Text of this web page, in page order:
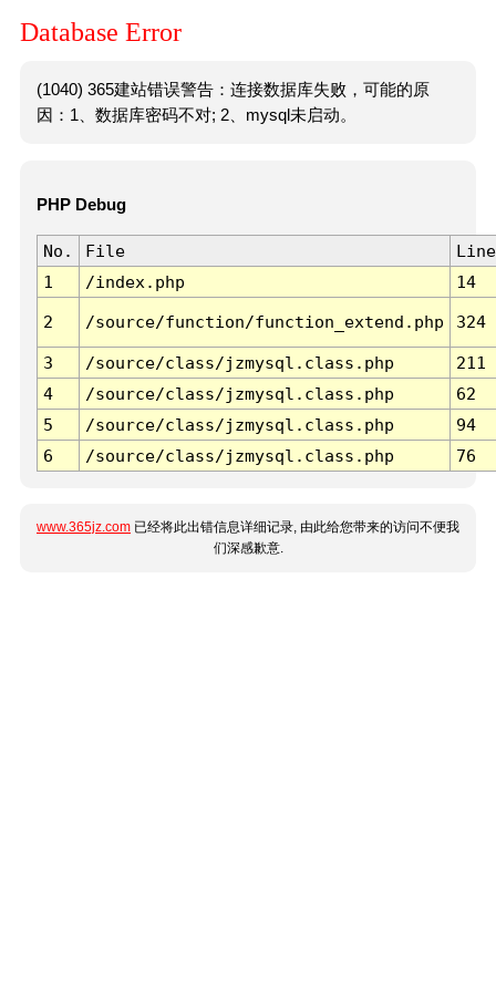
Database Error
(1040) 365建站错误警告：连接数据库失败，可能的原
因：1、数据库密码不对; 2、mysql未启动。
PHP Debug
No. File
Line
1
/index.php 14
2 /source/function/function_extend.php 324
3 /source/class/jzmysql.class.php
211
4
/source/class/jzmysql.class.php
62
5
/source/class/jzmysql.class.php
94
6
/source/class/jzmysql.class.php 76
www.365jz.com 已经将此出错信息详细记录, 由此给您带来的访问不便我
们深感歉意.